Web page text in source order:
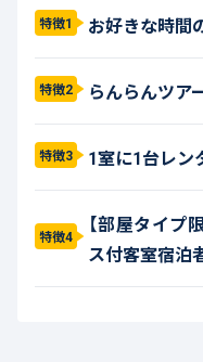
特徴1 お好きな時間
特徴2 らんらんツア
特徴3 1室に1台レン
特徴4
【部屋タイプ
ス付客室宿泊